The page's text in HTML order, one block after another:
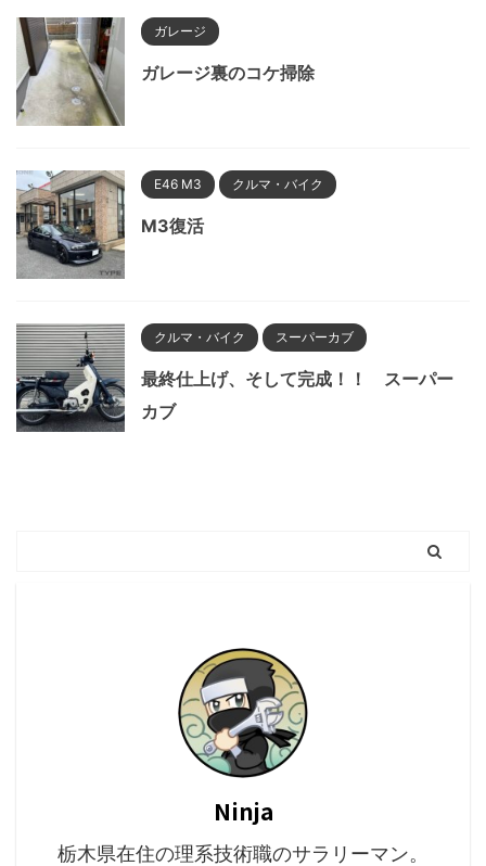
ガレージ
ガレージ裏のコケ掃除
E46 M3 クルマ・バイク
M3復活
クルマ・バイク スーパーカブ
最終仕上げ、そして完成！！ スーパー
カブ
Ninja
栃木県在住の理系技術職のサラリーマン。